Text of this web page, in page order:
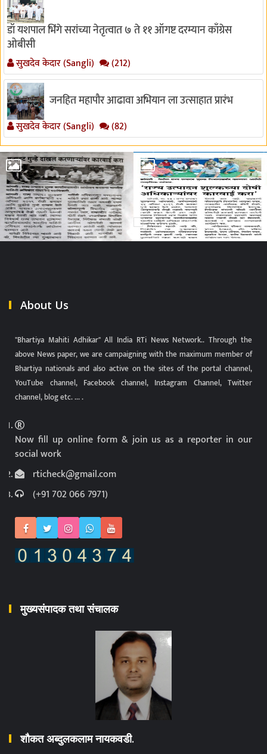
डॉ यशपाल भिंगे सरांच्या नेतृत्वात ७ ते ११ ऑगष्ट दरम्यान काँग्रेस
ओबीसी
सुखदेव केदार (Sangli) (212)
जनहित महापौर आढावा अभियान ला उत्साहात प्रारंभ
सुखदेव केदार (Sangli) (82)
About Us
"Bhartiya Mahiti Adhikar" All India RTi News Network.. Through the
above News paper, we are campaigning with the maximum member of
Bhartiya nationals and also active on the sites of the portal channel,
YouTube channel, Facebook channel, Instagram Channel, Twitter
channel, blog etc. ... .
Now fill up online form & join us as a reporter in our
social work
rticheck@gmail.com
(+91 702 066 7971)
मुख्यसंपादक तथा संचालक
शौकत अब्दुलकलाम नायकवडी.